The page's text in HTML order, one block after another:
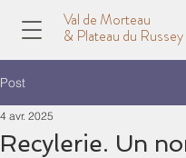
Val de Morteau
& Plateau du Russey
Post
Recylerie. Un
4 avr. 2025